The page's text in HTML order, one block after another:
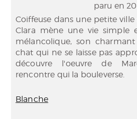
paru en
Coiffeuse dans une petite ville
Clara mène une vie simple
mélancolique, son
chat qui ne se laisse pas
découvre l'oeuvre de
rencontre qui la bouleverse.
Blanche